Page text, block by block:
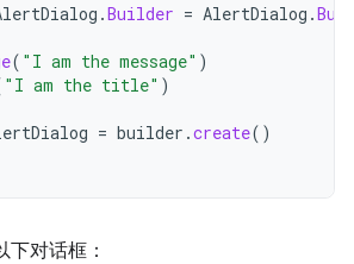
.Builder = AlertDialog .
( "I am the message" )
"I am the title" )
= builder .create()
对话框：